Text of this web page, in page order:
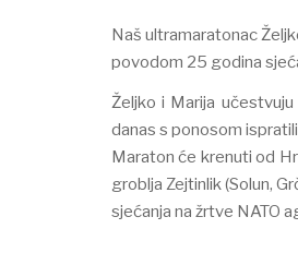
Naš ultramaratonac
povodom 25 godina
Želјko i Marija
danas s ponosom
Maraton će krenuti od
groblјa Zejtinlik (Solun,
sjećanja na žrtve NATO